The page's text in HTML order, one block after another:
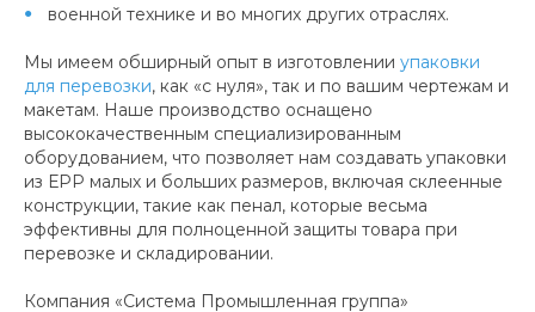
военной технике и во многих других отраслях.
Мы имеем обширный опыт в изготовлении упаковки
для перевозки, как «с нуля», так и по вашим чертежам и
макетам. Наше производство оснащено
высококачественным специализированным
оборудованием, что позволяет нам создавать упаковки
из ЕРР малых и больших размеров, включая склеенные
конструкции, такие как пенал, которые весьма
эффективны для полноценной защиты товара при
перевозке и складировании.
Компания «Система Промышленная группа»